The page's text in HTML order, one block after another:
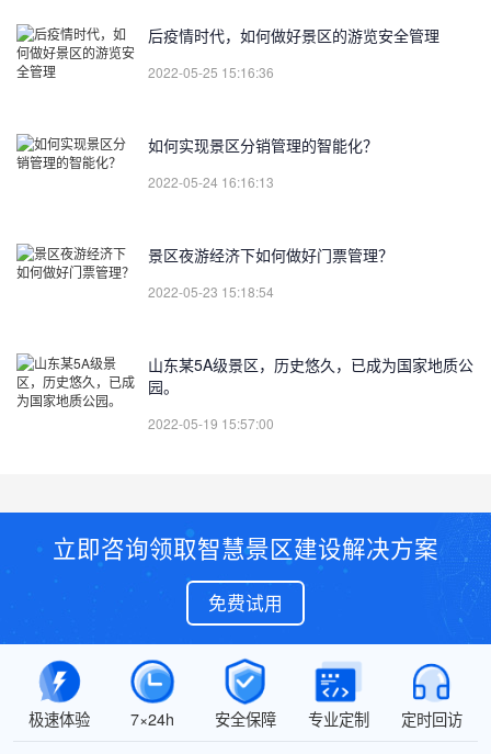
后疫情时代，如何做好景区的游览安全管理
2022-05-25 15:16:36
如何实现景区分销管理的智能化？
2022-05-24 16:16:13
景区夜游经济下如何做好门票管理？
2022-05-23 15:18:54
山东某5A级景区，历史悠久，已成为国家地质公
园。
2022-05-19 15:57:00
立即咨询领取智慧景区建设解决方案
免费试用
极速体验 7×24h 安全保障 专业定制 定时回访